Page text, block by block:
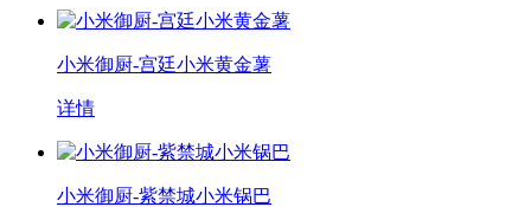
小米御厨-宫廷小米黄金薯
详情
小米御厨-紫禁城小米锅巴